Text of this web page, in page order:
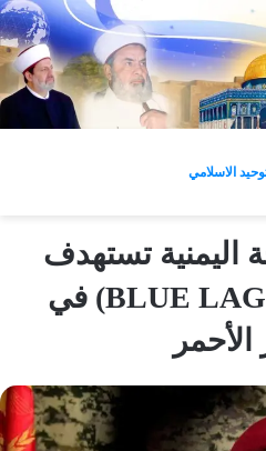
الاسلامي
اليمنية تستهدف
سفينة (BLUE LAGOON I) في
الأحمر